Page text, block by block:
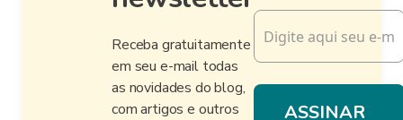
Receba gratuitamente
em seu e-mail todas
as novidades do blog,
com artigos e outros